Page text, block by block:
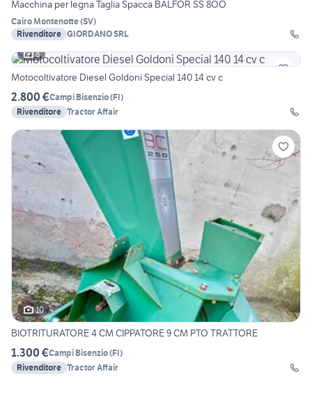
Macchina per legna Taglia Spacca BALFOR SS 8OO
Cairo Montenotte(SV)
Rivenditore GIORDANO SRL
8
Motocoltivatore Diesel Goldoni Special 140 14 cv c
2.800 €Campi Bisenzio(FI)
Rivenditore Tractor Affair
10
BIOTRITURATORE 4 CM CIPPATORE 9 CM PTO TRATTORE
1.300 €Campi Bisenzio(FI)
Rivenditore Tractor Affair